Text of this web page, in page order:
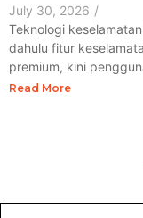
July 30, 2026 /
Teknologi
dahulu fitur
premium, kini
Read More